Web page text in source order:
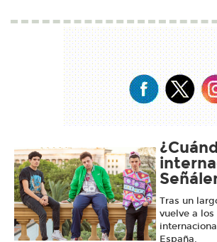
Tras un
vuelve a
España.